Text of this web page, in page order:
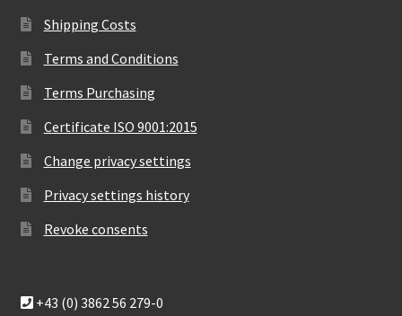
Shipping Costs
Terms and Conditions
Terms Purchasing
Certificate ISO 9001:2015
Change privacy settings
Privacy settings history
Revoke consents
+43 (0) 3862 56 279-0